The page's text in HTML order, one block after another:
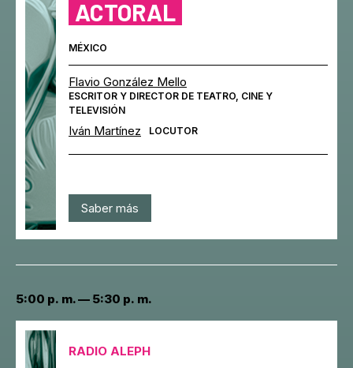
ACTORAL
MÉXICO
Flavio González Mello
ESCRITOR Y DIRECTOR DE TEATRO, CINE Y
TELEVISIÓN
Iván Martínez LOCUTOR
Saber más
5:00 p. m. — 5:30 p. m.
RADIO ALEPH